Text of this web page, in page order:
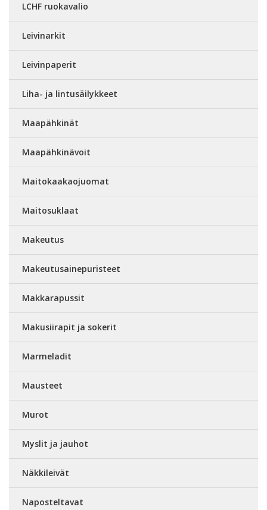
LCHF ruokavalio
Leivinarkit
Leivinpaperit
Liha- ja lintusäilykkeet
Maapähkinät
Maapähkinävoit
Maitokaakaojuomat
Maitosuklaat
Makeutus
Makeutusainepuristeet
Makkarapussit
Makusiirapit ja sokerit
Marmeladit
Mausteet
Murot
Myslit ja jauhot
Näkkileivät
Naposteltavat